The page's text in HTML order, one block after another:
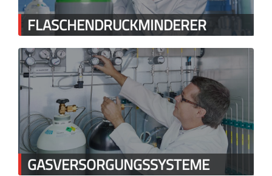
FLASCHENDRUCKMINDERER
GASVERSORGUNGSSYSTEME